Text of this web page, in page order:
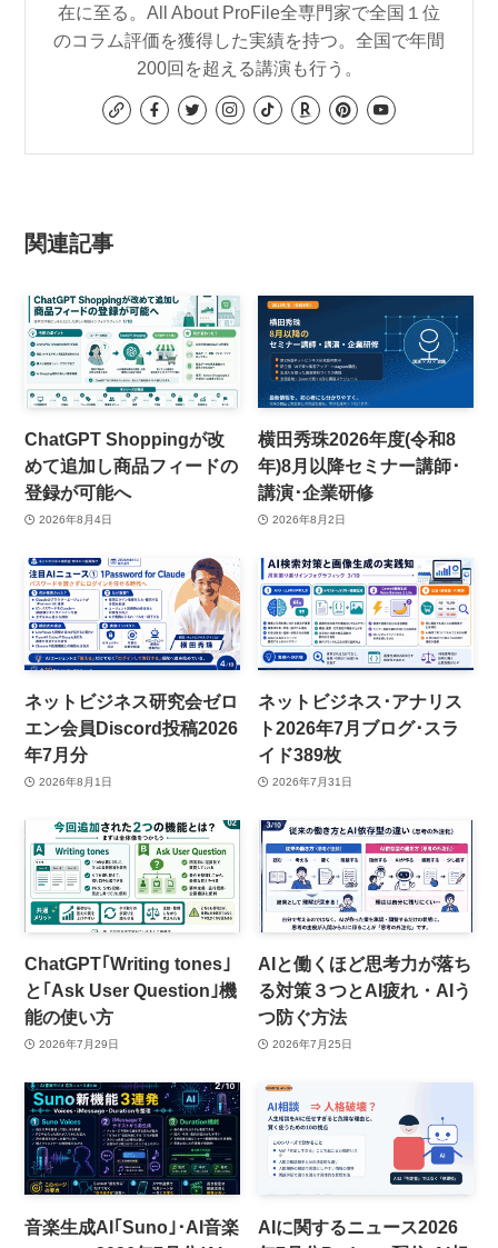
在に至る。All About ProFile全専門家で全国１位
のコラム評価を獲得した実績を持つ。全国で年間
200回を超える講演も行う。
関連記事
ChatGPT Shoppingが改
めて追加し商品フィードの
登録が可能へ
2026年8月4日
横田秀珠2026年度(令和8
年)8月以降セミナー講師･
講演･企業研修
2026年8月2日
ネットビジネス研究会ゼロ
エン会員Discord投稿2026
年7月分
2026年8月1日
ネットビジネス･アナリス
ト2026年7月ブログ･スラ
イド389枚
2026年7月31日
ChatGPT｢Writing tones｣
と｢Ask User Question｣機
能の使い方
2026年7月29日
AIと働くほど思考力が落ち
る対策３つとAI疲れ・AIう
つ防ぐ方法
2026年7月25日
音楽生成AI｢Suno｣･AI音楽
AIに関するニュース2026